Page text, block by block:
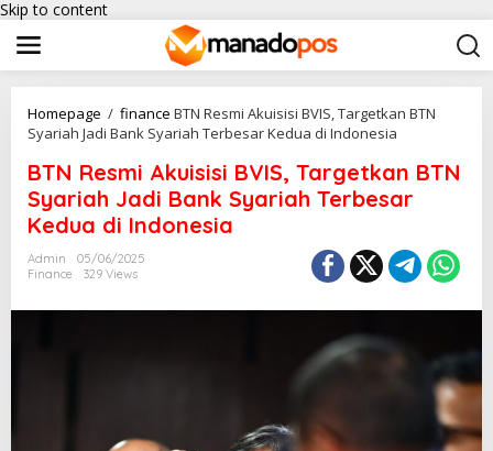
Skip to content
Homepage / finance BTN Resmi Akuisisi BVIS, Targetkan BTN
Syariah Jadi Bank Syariah Terbesar Kedua di Indonesia
BTN Resmi Akuisisi BVIS, Targetkan BTN
Syariah Jadi Bank Syariah Terbesar
Kedua di Indonesia
Admin
05/06/2025
Finance
329 Views